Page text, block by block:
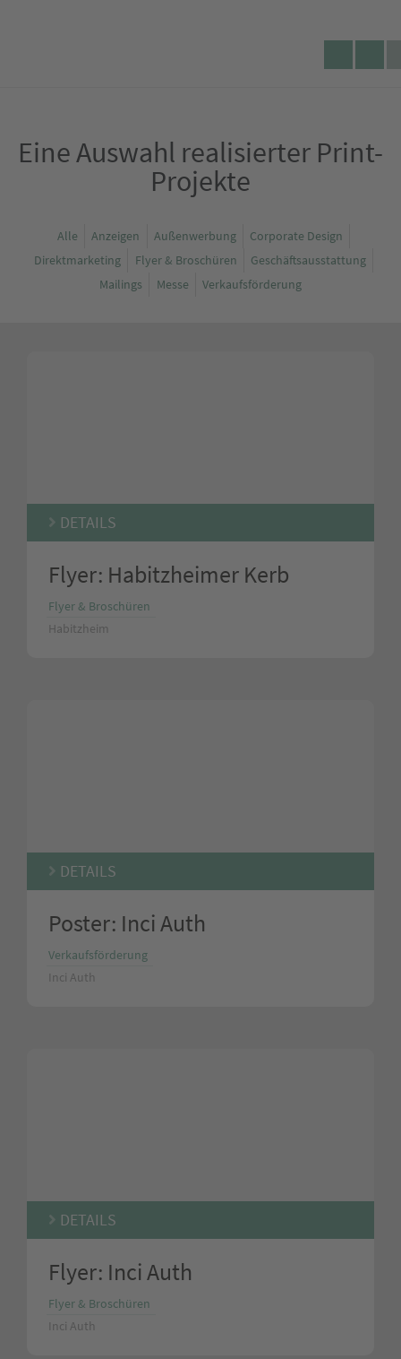
Eine Auswahl realisierter Print-
Projekte
Alle Anzeigen Außenwerbung
Corporate Design
Direktmarketing
Flyer & Broschüren
Geschäftsausstattung
Mailings
Messe Verkaufsförderung
DETAILS
Flyer: Habitzheimer Kerb
Flyer & Broschüren
Habitzheim
DETAILS
Poster: Inci Auth
Verkaufsförderung
Inci Auth
DETAILS
Flyer: Inci Auth
Flyer & Broschüren
Inci Auth